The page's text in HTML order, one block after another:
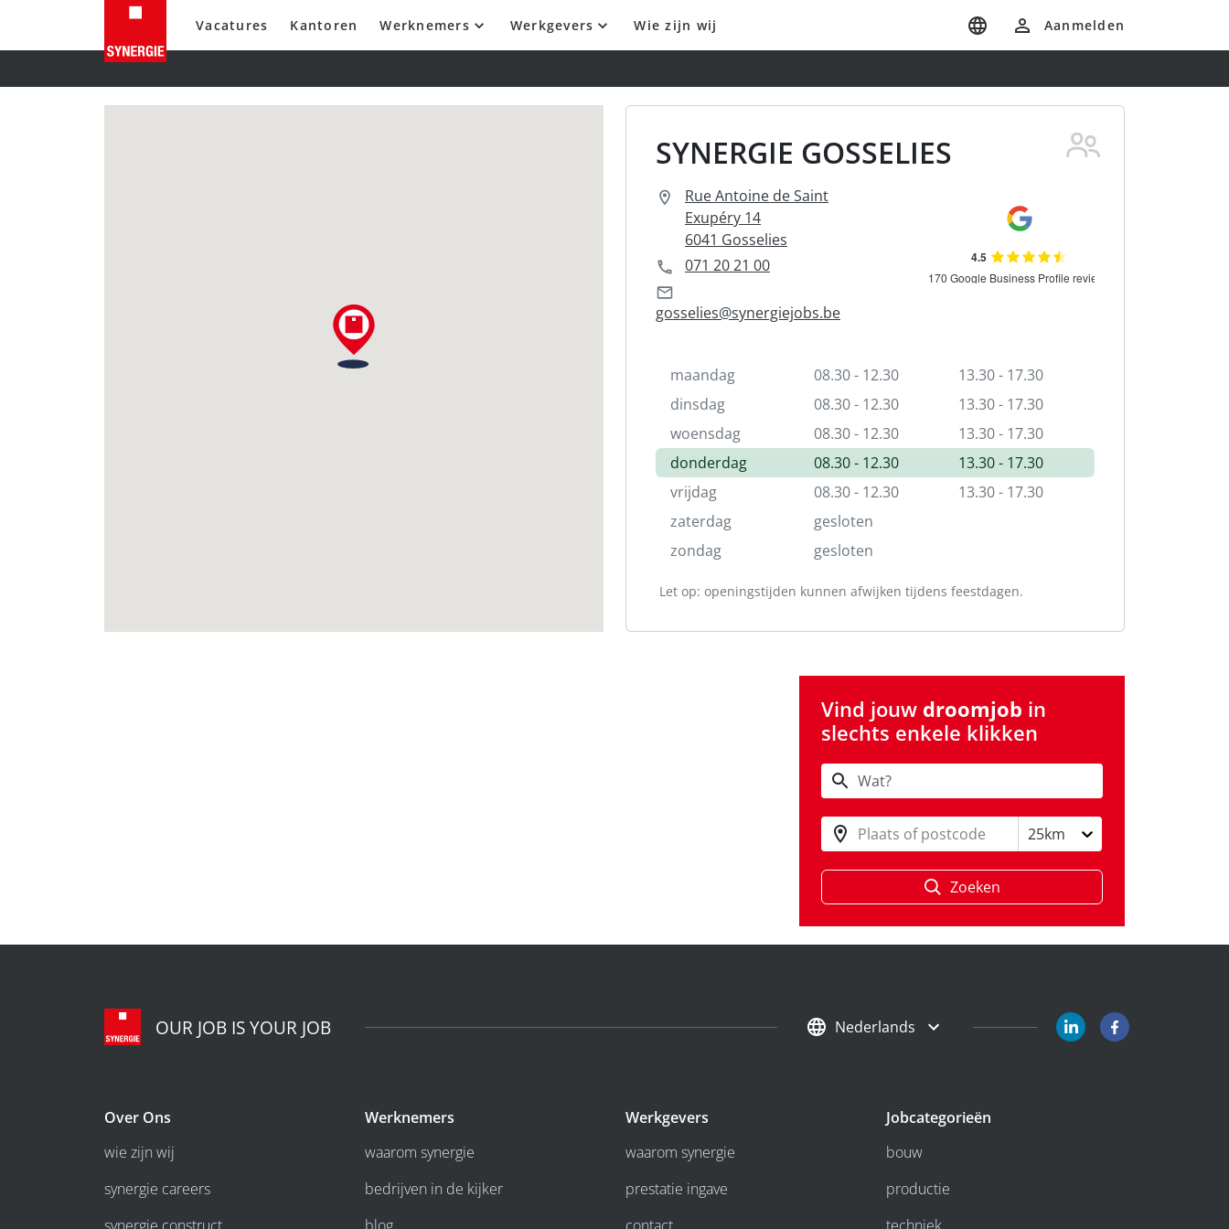
Vacatures Kantoren Werknemers Werkgevers Wie zijn wij Aanmelden
SYNERGIE GOSSELIES
Rue Antoine de Saint
Exupéry 14
6041 Gosselies
071 20 21 00
gosselies@synergiejobs.be
maandag 08.30 - 12.30
13.30 - 17.30
dinsdag
08.30 - 12.30
13.30 - 17.30
woensdag
08.30 - 12.30
13.30 - 17.30
donderdag
08.30 - 12.30
13.30 - 17.30
vrijdag
08.30 - 12.30
13.30 - 17.30
zaterdag
gesloten
zondag
gesloten
Let op: openingstijden kunnen afwijken tijdens feestdagen.
Vind jouw droomjob in
slechts enkele klikken
Plaats of postcode 25km
Zoeken
OUR JOB IS YOUR JOB Nederlands
Over Ons
wie zijn wij
synergie careers
Werknemers
waarom synergie
bedrijven in de kijker
Werkgevers
waarom synergie
prestatie ingave
Jobcategorieën
bouw
productie